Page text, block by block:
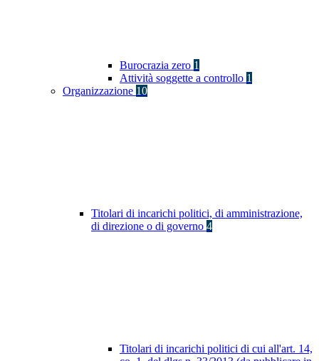
Burocrazia zero 1
Attività soggette a controllo 1
Organizzazione 10
Titolari di incarichi politici, di amministrazione,
di direzione o di governo 4
Titolari di incarichi politici di cui all'art. 14,